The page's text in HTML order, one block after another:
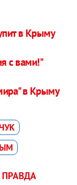
в Крыму
с вами!"
в Крыму